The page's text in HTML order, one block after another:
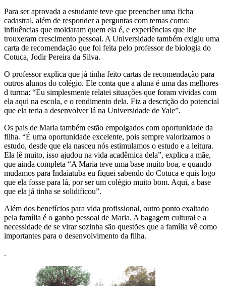
Para ser aprovada a estudante teve que preencher uma ficha
cadastral, além de responder a perguntas com temas como:
influências que moldaram quem ela é, e experiências que lhe
trouxeram crescimento pessoal. A Universidade também exigiu uma
carta de recomendação que foi feita pelo professor de biologia do
Cotuca, Jodir Pereira da Silva.
O professor explica que já tinha feito cartas de recomendação para
outros alunos do colégio. Ele conta que a aluna é uma das melhores
d turma: “Eu simplesmente relatei situações que foram vividas com
ela aqui na escola, e o rendimento dela. Fiz a descrição do potencial
que ela teria a desenvolver lá na Universidade de Yale”.
Os pais de Maria também estão empolgados com oportunidade da
filha. “É uma oportunidade excelente, pois sempre valorizamos o
estudo, desde que ela nasceu nós estimulamos o estudo e a leitura.
Ela lê muito, isso ajudou na vida acadêmica dela”, explica a mãe,
que ainda completa “A Maria teve uma base muito boa, e quando
mudamos para Indaiatuba eu fiquei sabendo do Cotuca e quis logo
que ela fosse para lá, por ser um colégio muito bom. Aqui, a base
que ela já tinha se solidificou”.
Além dos benefícios para vida profissional, outro ponto exaltado
pela família é o ganho pessoal de Maria. A bagagem cultural e a
necessidade de se virar sozinha são questões que a família vê como
importantes para o desenvolvimento da filha.
.